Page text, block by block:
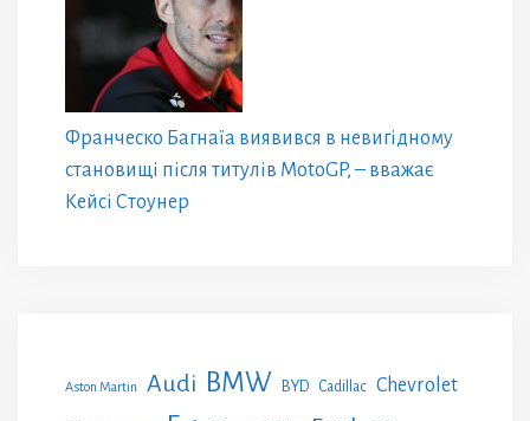
Франческо Багнаїа виявився в невигідному
становищі після титулів MotoGP, – вважає
Кейсі Стоунер
Aston Martin Audi BMW BYD Cadillac Chevrolet